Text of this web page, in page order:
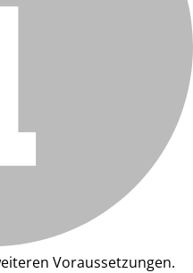
Voraussetzungen.